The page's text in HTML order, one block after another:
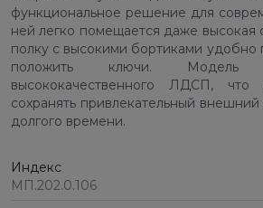
функциональное решение для
ней легко помещается даже высокая
полку с высокими бортиками удобно
положить ключи. Модель
высококачественного ЛДСП, что
сохранять привлекательный
долгого времени.
Индекс
МП.202.0.106